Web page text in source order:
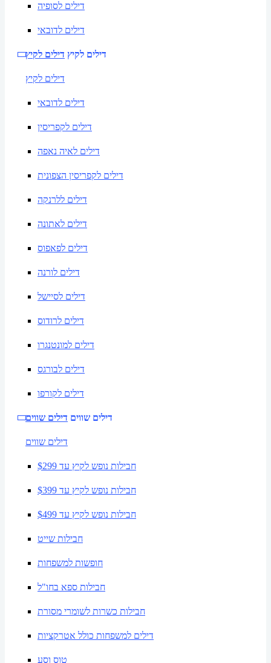
דילים לסופיה
דילים לדובאי
דילים לקיץ דילים לקיץ
דילים לקיץ
דילים לדובאי
דילים לקפריסין
דילים לאיה נאפה
דילים לקפריסין הצפונית
דילים ללרנקה
דילים לאתונה
דילים לפאפוס
דילים לורנה
דילים לסיישל
דילים לרודוס
דילים למונטנגרו
דילים לבורגס
דילים לקורפו
דילים שווים דילים שווים
דילים שווים
חבילות נופש לקיץ עד $299
חבילות נופש לקיץ עד $399
חבילות נופש לקיץ עד $499
חבילות שייט
חופשות למשפחות
חבילות ספא בחו"ל
חבילות כשרות לשומרי מסורת
דילים למשפחות כולל אטרקציות
טוס וסע